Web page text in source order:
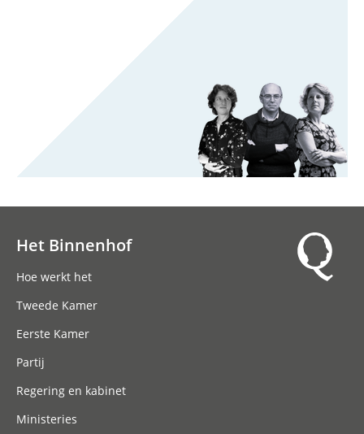
Het Binnenhof
Hoe werkt het
Tweede Kamer
Eerste Kamer
Partij
Regering en kabinet
Ministeries